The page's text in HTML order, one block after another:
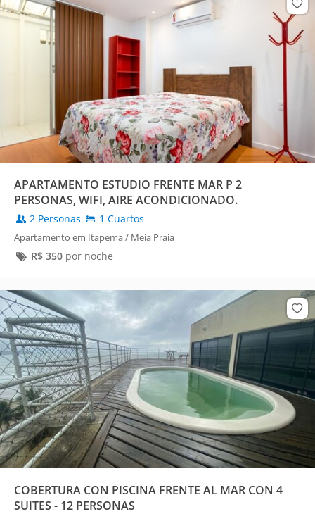
APARTAMENTO ESTUDIO FRENTE MAR P 2
PERSONAS, WIFI, AIRE ACONDICIONADO.
2 Personas 1 Cuartos
Apartamento em Itapema / Meia Praia
R$ 350por noche
COBERTURA CON PISCINA FRENTE AL MAR CON 4
SUITES - 12 PERSONAS